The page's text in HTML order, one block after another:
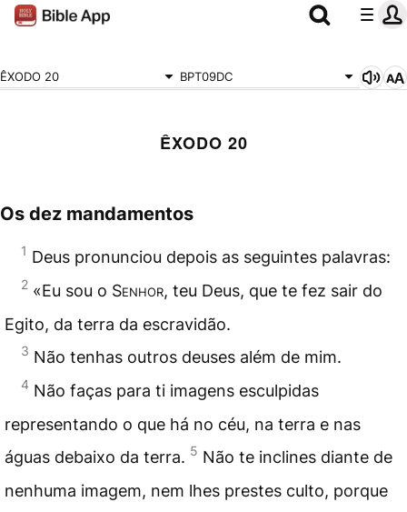
ÊXODO 20 BPT09DC
ÊXODO 20
Os dez mandamentos
1 Deus pronunciou depois as seguintes palavras:
2 «Eu sou o Senhor, teu Deus, que te fez sair do
Egito, da terra da escravidão.
3 Não tenhas outros deuses além de mim.
4 Não faças para ti imagens esculpidas
representando o que há no céu, na terra e nas
águas debaixo da terra. 5 Não te inclines diante de
nenhuma imagem, nem lhes prestes culto, porque